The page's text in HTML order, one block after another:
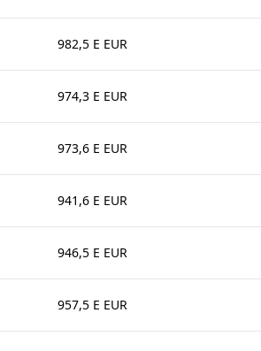
982,5 E EUR
974,3 E EUR
973,6 E EUR
941,6 E EUR
946,5 E EUR
957,5 E EUR